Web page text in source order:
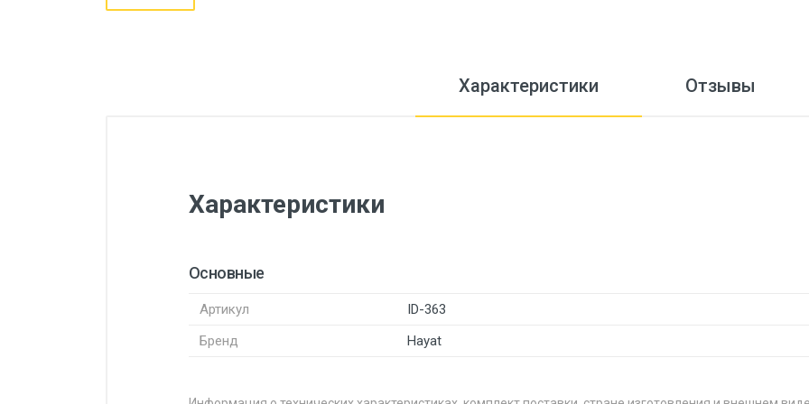
Характеристики Отзывы
Характеристики
Основные
Артикул
ID-363
Бренд
Hayat